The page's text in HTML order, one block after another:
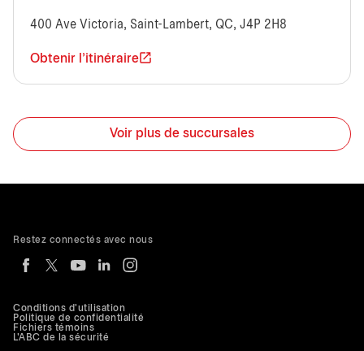
400 Ave Victoria, Saint-Lambert, QC, J4P 2H8
Obtenir l'itinéraire
Voir plus de succursales
Conditions d'utilisation
Politique de confidentialité
Fichiers témoins
L'ABC de la sécurité
Restez connectés avec nous